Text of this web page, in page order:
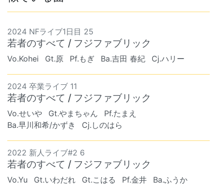
2024 NFライブ1日目 25
若者のすべて / フジファブリック
Vo.Kohei Gt.原 Pf.もぎ Ba.吉田 春紀 Cj.ハリー
2024 卒業ライブ 11
若者のすべて / フジファブリック
Vo.せいや Gt.やまちゃん
Pf.たまえ
Ba.早川和希/かずき
Cj.しのはら
2022 新人ライブ#2 6
若者のすべて / フジファブリック
Vo.Yu Gt.いわだれ Gt.こはる Pf.金井
Ba.ふうか